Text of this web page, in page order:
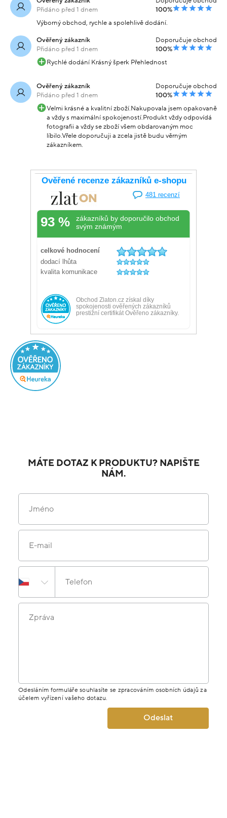
Přidáno před 1 dnem
100%
Výborný obchod, rychle a spolehlivě dodání.
Ověřený zákazník
Přidáno před 1 dnem
Doporučuje obchod
100%
Rychlé dodání Krásný šperk Přehlednost
Ověřený zákazník
Přidáno před 1 dnem
Doporučuje obchod
100%
Velmi krásné a kvalitní zboží.Nakupovala jsem opakovaně
a vždy s maximální spokojeností.Produkt vždy odpovídá
fotografii a vždy se zboží všem obdarovaným moc
líbilo.Vřele doporučuji a zcela jistě budu věrným
zákazníkem.
MÁTE DOTAZ K PRODUKTU? NAPIŠTE
NÁM.
Jméno
E-mail
Telefon
Zpráva
Odesláním formuláře souhlasíte se zpracováním osobních údajů za
účelem vyřízení vašeho dotazu.
Odeslat